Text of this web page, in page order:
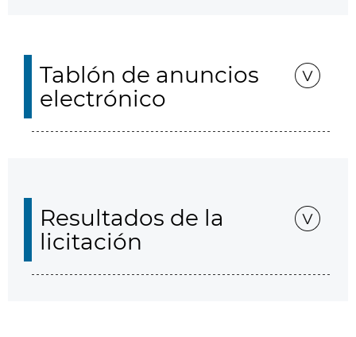
Tablón de anuncios
electrónico
Resultados de la
licitación